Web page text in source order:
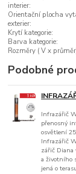
interier:
Orientační plocha
exterier:
Krytí kategorie:
Barva kategorie:
Rozměry ( V x
Podobné
Infrazářič
přenosný
osvětlení
Infrazářič
zářič Diana
a životního
jená o